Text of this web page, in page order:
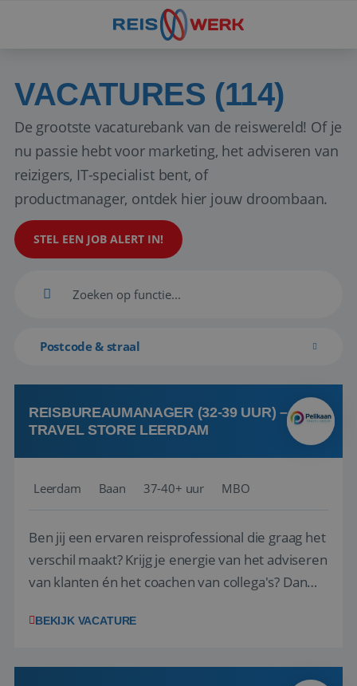
VACATURES (114)
De grootste vacaturebank van de reiswereld! Of je
nu passie hebt voor marketing, het adviseren van
reizigers, IT-specialist bent, of
productmanager, ontdek hier jouw droombaan.
STEL EEN JOB ALERT IN!
Postcode & straal
REISBUREAUMANAGER (32-39 UUR) –
TRAVEL STORE LEERDAM
Leerdam Baan 37-40+ uur MBO
Ben jij een ervaren reisprofessional die graag het
verschil maakt? Krijg je energie van het adviseren
van klanten én het coachen van collega's? Dan
(onderdeel van Pelikaan Travel Group) zoeken
team het reisbureau verder...
BEKIJK VACATURE